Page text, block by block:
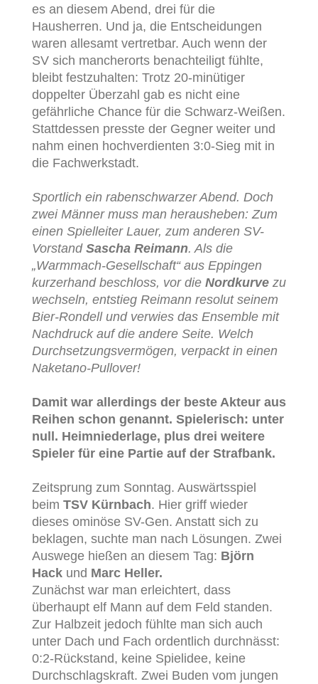
es an diesem Abend, drei für die
Hausherren. Und ja, die Entscheidungen
waren allesamt vertretbar. Auch wenn der
SV sich mancherorts benachteiligt fühlte,
bleibt festzuhalten: Trotz 20-minütiger
doppelter Überzahl gab es nicht eine
gefährliche Chance für die Schwarz-Weißen.
Stattdessen presste der Gegner weiter und
nahm einen hochverdienten 3:0-Sieg mit in
die Fachwerkstadt.
Sportlich ein rabenschwarzer Abend. Doch
zwei Männer muss man herausheben: Zum
einen Spielleiter Lauer, zum anderen SV-
Vorstand Sascha Reimann. Als die
„Warmmach-Gesellschaft“ aus Eppingen
kurzerhand beschloss, vor die Nordkurve zu
wechseln, entstieg Reimann resolut seinem
Bier-Rondell und verwies das Ensemble mit
Nachdruck auf die andere Seite. Welch
Durchsetzungsvermögen, verpackt in einen
Naketano-Pullover!
Damit war allerdings der beste Akteur aus
Reihen schon genannt. Spielerisch: unter
null. Heimniederlage, plus drei weitere
Spieler für eine Partie auf der Strafbank.
Zeitsprung zum Sonntag. Auswärtsspiel
beim TSV Kürnbach. Hier griff wieder
dieses ominöse SV-Gen. Anstatt sich zu
beklagen, suchte man nach Lösungen. Zwei
Auswege hießen an diesem Tag: Björn
Hack und Marc Heller.
Zunächst war man erleichtert, dass
überhaupt elf Mann auf dem Feld standen.
Zur Halbzeit jedoch fühlte man sich auch
unter Dach und Fach ordentlich durchnässt:
0:2-Rückstand, keine Spielidee, keine
Durchschlagskraft. Zwei Buden vom jungen